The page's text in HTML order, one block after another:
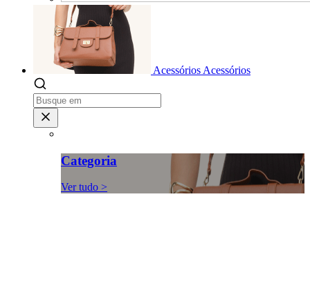
Acessórios Acessórios
Categoria
Ver tudo >